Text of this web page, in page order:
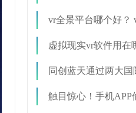
vr全景平台哪个好？